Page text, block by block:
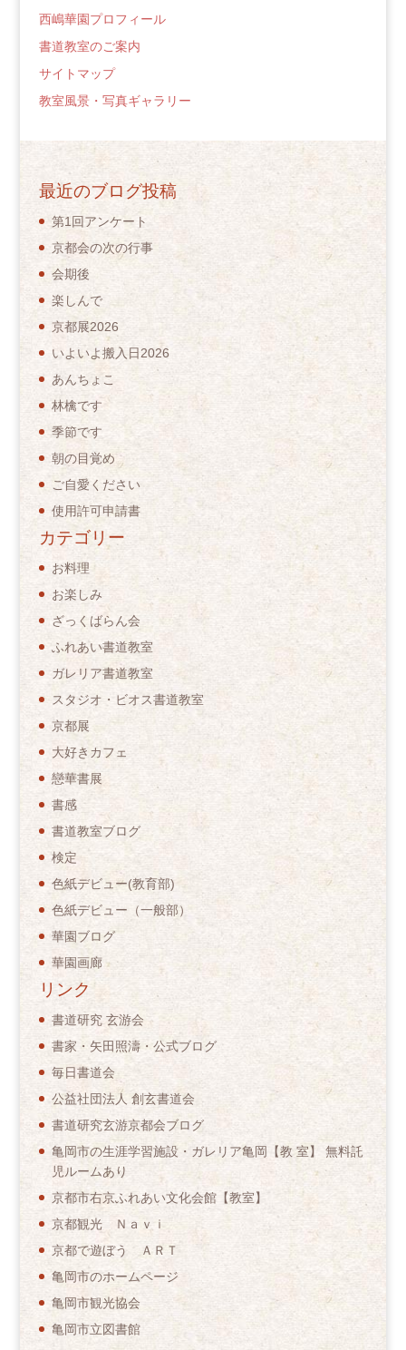
西嶋華園プロフィール
書道教室のご案内
サイトマップ
教室風景・写真ギャラリー
最近のブログ投稿
第1回アンケート
京都会の次の行事
会期後
楽しんで
京都展2026
いよいよ搬入日2026
あんちょこ
林檎です
季節です
朝の目覚め
ご自愛ください
使用許可申請書
カテゴリー
お料理
お楽しみ
ざっくばらん会
ふれあい書道教室
ガレリア書道教室
スタジオ・ビオス書道教室
京都展
大好きカフェ
戀華書展
書感
書道教室ブログ
検定
色紙デビュー(教育部)
色紙デビュー（一般部）
華園ブログ
華園画廊
リンク
書道研究 玄游会
書家・矢田照濤・公式ブログ
毎日書道会
公益社団法人 創玄書道会
書道研究玄游京都会ブログ
亀岡市の生涯学習施設・ガレリア亀岡【教 室】 無料託
児ルームあり
京都市右京ふれあい文化会館【教室】
京都観光 Ｎａｖｉ
京都で遊ぼう ＡＲＴ
亀岡市のホームページ
亀岡市観光協会
亀岡市立図書館